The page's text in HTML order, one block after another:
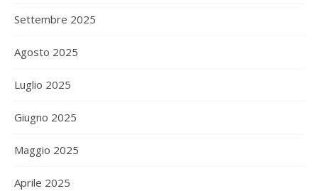
Settembre 2025
Agosto 2025
Luglio 2025
Giugno 2025
Maggio 2025
Aprile 2025